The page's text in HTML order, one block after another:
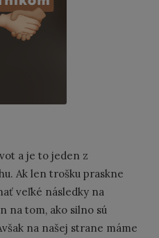
a je to jeden z
Ak len trošku praskne
veľké následky na
na tom, ako silno sú
na našej strane máme